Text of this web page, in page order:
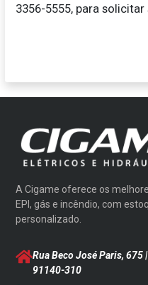
3356-5555, para
A Cigame oferece os
EPI, gás e incêndio, com
personalizado.
Rua Beco José Paris, 675
91140-310